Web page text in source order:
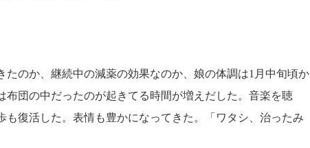
のか、継続中の減薬の効果なのか、娘の体調は1月中旬頃か
布団の中だったのが起きてる時間が増えだした。音楽を聴
も復活した。表情も豊かになってきた。「ワタシ、治ったみ